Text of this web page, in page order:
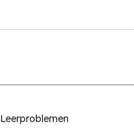
Leerproblemen